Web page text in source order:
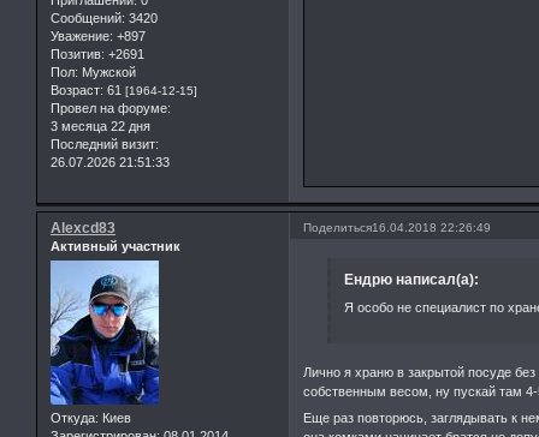
Сообщений: 3420
Уважение: +897
Позитив: +2691
Пол: Мужской
Возраст: 61 [1964-12-15]
Провел на форуме:
3 месяца 22 дня
Последний визит:
26.07.2026 21:51:33
Поделиться16.04.2018 22:26:49
Alexcd83
Активный участник
Откуда: Киев
Ендрю написал(а):
Я особо не специалист по
Лично я храню в закрытой посуде
собственным весом, ну пускай там
Еще раз повторюсь, заглядывать к